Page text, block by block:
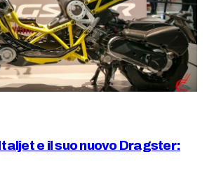
e il suo nuovo Dragster: